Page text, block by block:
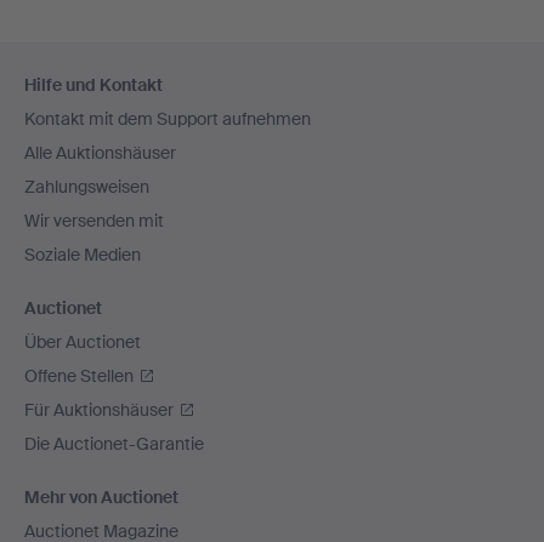
Navigation
Hilfe und Kontakt
Kontakt mit dem Support aufnehmen
Alle Auktionshäuser
Zahlungsweisen
Wir versenden mit
Soziale Medien
Auctionet
Über Auctionet
Offene Stellen
Für Auktionshäuser
Die Auctionet-Garantie
Mehr von Auctionet
Auctionet Magazine